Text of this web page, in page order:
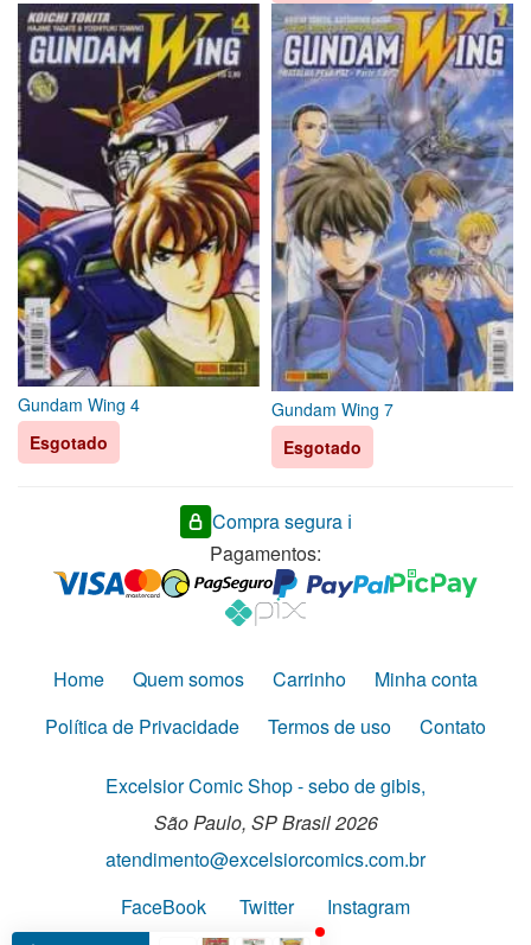
Gundam Wing 4
Esgotado
Gundam Wing 7
Esgotado
Compra segura ℹ️
Pagamentos:
Home Quem somos Carrinho
Minha conta
Política de Privacidade
Termos de uso Contato
Excelsior Comic Shop - sebo de gibis,
São Paulo, SPBrasil2026
atendimento@excelsiorcomics.com.br
FaceBook
Twitter Instagram